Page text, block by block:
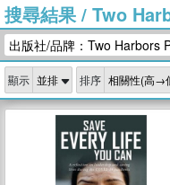
搜尋結果/ Two
出版社/品牌：Two Harbors
顯示 排序